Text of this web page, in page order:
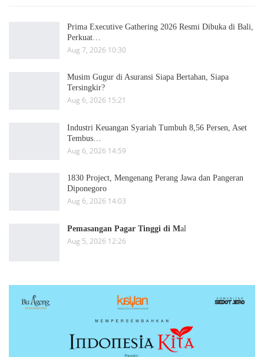
Prima Executive Gathering 2026 Resmi Dibuka di Bali,
Perkuat…
Aug 7, 2026 10:30
Musim Gugur di Asuransi Siapa Bertahan, Siapa
Tersingkir?
Aug 6, 2026 15:21
Industri Keuangan Syariah Tumbuh 8,56 Persen, Aset
Tembus…
Aug 6, 2026 14:59
1830 Project, Mengenang Perang Jawa dan Pangeran
Diponegoro
Aug 6, 2026 14:03
Pemasangan Pagar Tinggi di Mal
Aug 5, 2026 12:26